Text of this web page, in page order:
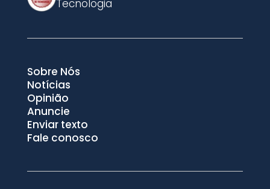
Tecnologia
Sobre Nós
Notícias
Opinião
Anuncie
Enviar texto
Fale conosco